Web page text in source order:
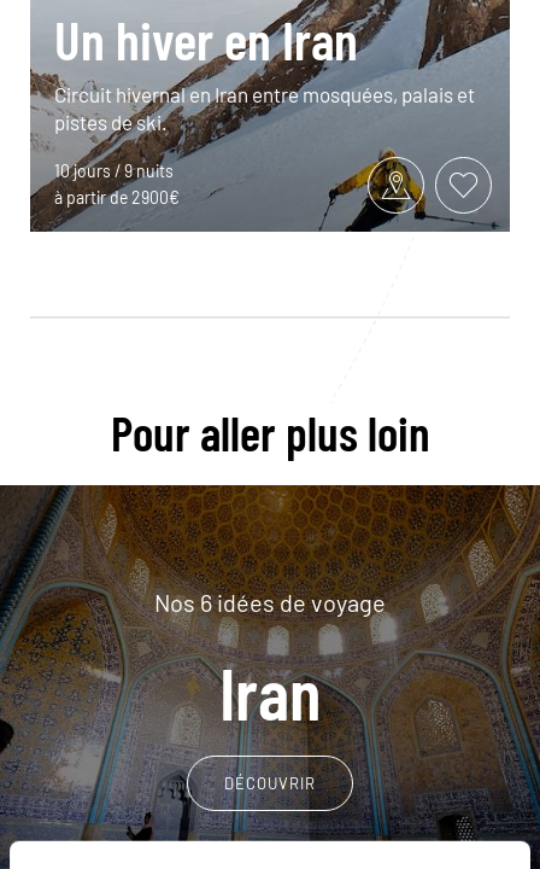
Un hiver en Iran
Circuit hivernal en Iran entre mosquées, palais et
pistes de ski.
10 jours / 9 nuits
à partir de 2900€
Pour aller plus loin
Nos 6 idées de voyage
Iran
DÉCOUVRIR